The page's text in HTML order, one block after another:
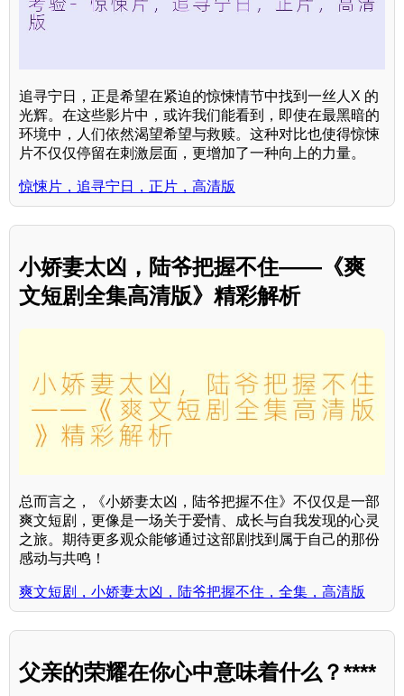
追寻宁日，正是希望在紧迫的惊悚情节中找到一丝人X 的
光辉。在这些影片中，或许我们能看到，即使在最黑暗的
环境中，人们依然渴望希望与救赎。这种对比也使得惊悚
片不仅仅停留在刺激层面，更增加了一种向上的力量。
惊悚片，追寻宁日，正片，高清版
小娇妻太凶，陆爷把握不住——《爽
文短剧全集高清版》精彩解析
总而言之，《小娇妻太凶，陆爷把握不住》不仅仅是一部
爽文短剧，更像是一场关于爱情、成长与自我发现的心灵
之旅。期待更多观众能够通过这部剧找到属于自己的那份
感动与共鸣！
爽文短剧，小娇妻太凶，陆爷把握不住，全集，高清版
父亲的荣耀在你心中意味着什么？****